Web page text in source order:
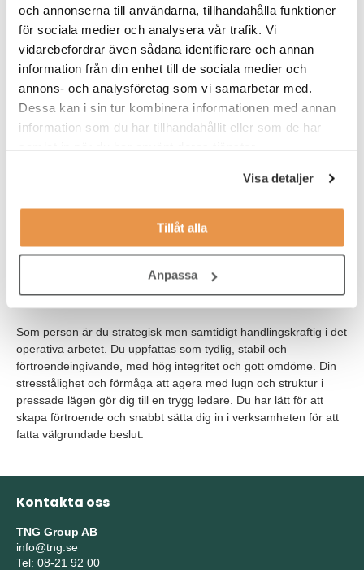
och annonserna till användarna, tillhandahålla funktioner
för sociala medier och analysera vår trafik. Vi
vidarebefordrar även sådana identifierare och annan
information från din enhet till de sociala medier och
annons- och analysföretag som vi samarbetar med.
Dessa kan i sin tur kombinera informationen med annan
information som du har tillhandahållit eller som de har
Visa detaljer
Tillåt alla
Anpassa
Erfarenhet från IT-, stadsnäts- eller telekombranschen är
meriterande, liksom förmågan att snabbt sätta dig in i nya
förändringsperioder.
Mycket goda kunskaper om säkerhetsledning och ramverk
som ISO 27001, ITIL och CIS Controls, samt en god
Du kommunicerar tydligt och professionellt på både
God administrativ och digital kompetens gärna med vana
av Office 365.
Som person är du strategisk men samtidigt handlingskraftig i det
operativa arbetet. Du uppfattas som tydlig, stabil och
förtroendeingivande, med hög integritet och gott omdöme. Din
stresstålighet och förmåga att agera med lugn och struktur i
pressade lägen gör dig till en trygg ledare. Du har lätt för att
skapa förtroende och snabbt sätta dig in i verksamheten för att
fatta välgrundade beslut.
Kontakta oss
TNG Group AB
info@tng.se
Tel: 08-21 92 00